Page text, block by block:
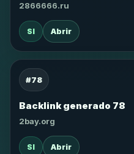
2866666.ru
SI Abrir
#78
Backlink generado 78
2bay.org
SI Abrir